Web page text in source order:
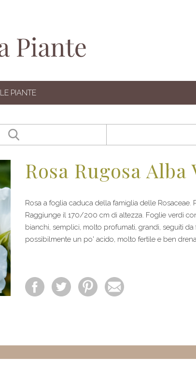
LE PIANTE
Rosa Rugosa Alba
Rosa a foglia caduca della famiglia delle
Raggiunge il 170/200 cm di altezza. Foglie verdi
bianchi, semplici, molto profumati, grandi, seguiti
possibilmente un po' acido, molto fertile e ben